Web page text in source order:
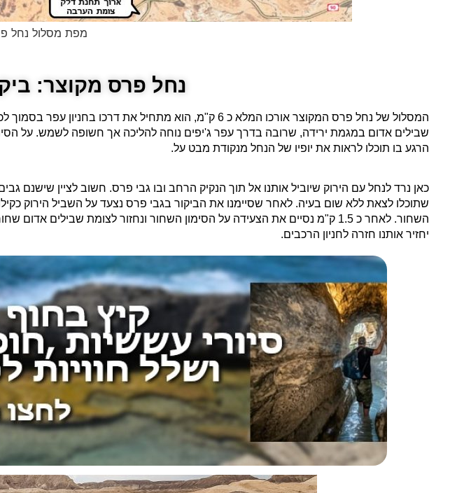
מפת מסלול נחל
נחל פרס מקוצר:
הרגע בו תוכלו לראות את יופיו של הנחל מנקודת מבט על.
כאן נרד לנחל עם הירוק שיוביל אותנו אל תוך הנקיק הרחב ובו גבי פרס. חשוב לציין שישנם
שתוכלו לצאת ללא שום בעיה. לאחר שסיימנו את הביקור בגבי פרס נצעד על השביל הירוק
יחזיר אותנו חזרה לחניון הרכבים.